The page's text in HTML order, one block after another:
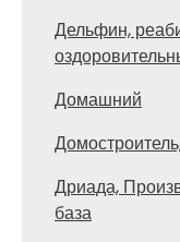
Дельфин,
Домашний
Дриада,
база